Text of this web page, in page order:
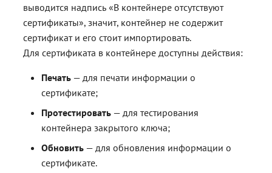
выводится надпись «В контейнере отсутствуют
сертификаты», значит, контейнер не содержит
сертификат и его стоит импортировать.
Для сертификата в контейнере доступны действия:
Печать — для печати информации о
сертификате;
Протестировать — для тестирования
контейнера закрытого ключа;
Обновить — для обновления информации о
сертификате.